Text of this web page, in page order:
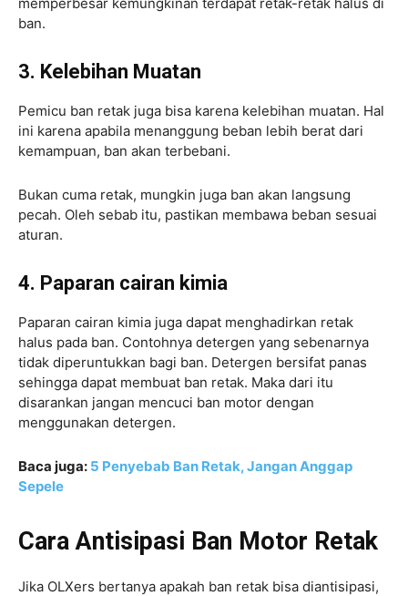
ban.
3. Kelebihan Muatan
Pemicu ban retak juga bisa karena kelebihan muatan. Hal
ini karena apabila menanggung beban lebih berat dari
kemampuan, ban akan terbebani.
Bukan cuma retak, mungkin juga ban akan langsung
pecah. Oleh sebab itu, pastikan membawa beban sesuai
aturan.
4. Paparan cairan kimia
Paparan cairan kimia juga dapat menghadirkan retak
halus pada ban. Contohnya detergen yang sebenarnya
tidak diperuntukkan bagi ban. Detergen bersifat panas
sehingga dapat membuat ban retak. Maka dari itu
disarankan jangan mencuci ban motor dengan
menggunakan detergen.
Baca juga: 5 Penyebab Ban Retak, Jangan Anggap
Sepele
Cara Antisipasi Ban Motor Retak
Jika OLXers bertanya apakah ban retak bisa diantisipasi,